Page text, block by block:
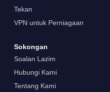
Tekan
VPN untuk Perniagaan
Sokongan
Soalan Lazim
Hubungi Kami
Tentang Kami